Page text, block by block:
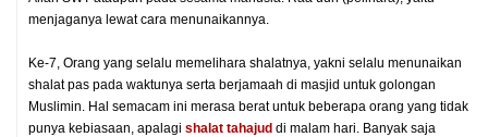
menjaganya lewat cara menunaikannya.
Ke-7, Orang yang selalu memelihara shalatnya, yakni selalu menunaikan
shalat pas pada waktunya serta berjamaah di masjid untuk golongan
Muslimin. Hal semacam ini merasa berat untuk beberapa orang yang tidak
punya kebiasaan, apalagi shalat tahajud di malam hari. Banyak saja